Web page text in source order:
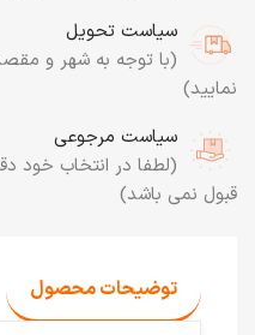
سیاست تحویل
(با توجه به شهر و مقصد
نمایید)
سیاست مرجوعی
(لطفا در انتخاب خود
قبول نمی باشد)
توضیحات محصول